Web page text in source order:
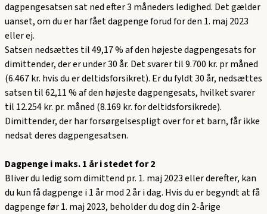
dagpengesatsen sat ned efter 3 måneders ledighed. Det gælder
uanset, om du er har fået dagpenge forud for den 1. maj 2023
eller ej.
Satsen nedsættes til 49,17 % af den højeste dagpengesats for
dimittender, der er under 30 år. Det svarer til 9.700 kr. pr måned
(6.467 kr. hvis du er deltidsforsikret). Er du fyldt 30 år, nedsættes
satsen til 62,11 % af den højeste dagpengesats, hvilket svarer
til 12.254 kr. pr. måned (8.169 kr. for deltidsforsikrede).
Dimittender, der har forsørgelsespligt over for et barn, får ikke
nedsat deres dagpengesatsen.
Dagpenge i maks. 1 år i stedet for 2
Bliver du ledig som dimittend pr. 1. maj 2023 eller derefter, kan
du kun få dagpenge i 1 år mod 2 år i dag. Hvis du er begyndt at få
dagpenge før 1. maj 2023, beholder du dog din 2-årige